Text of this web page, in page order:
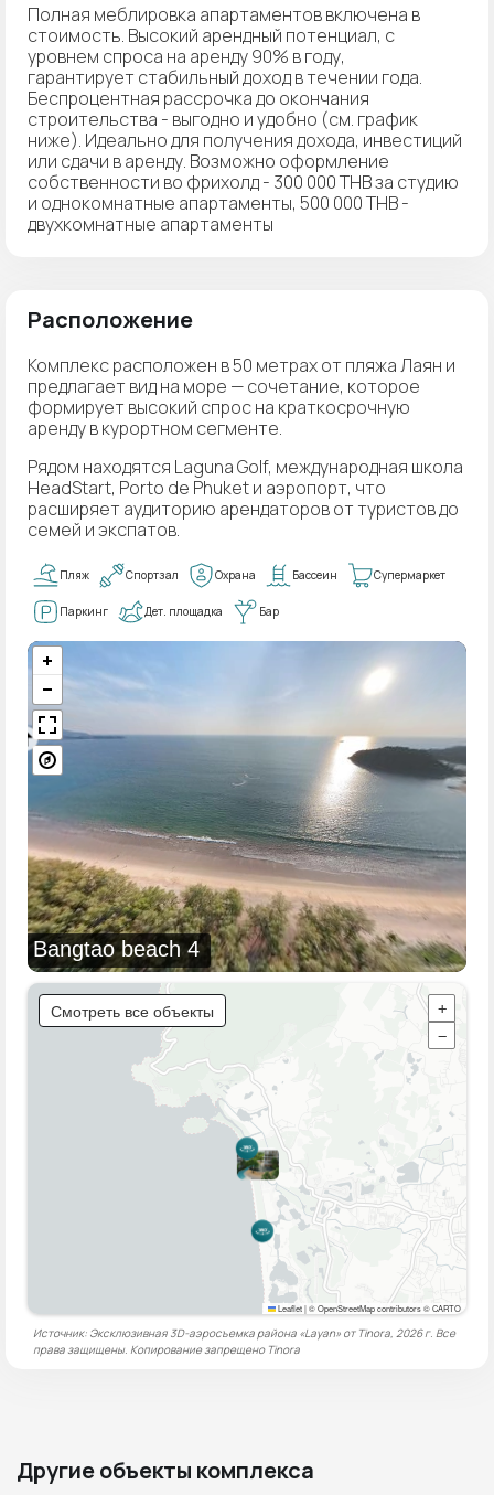
Полная меблировка апартаментов включена в
стоимость. Высокий арендный потенциал, с
уровнем спроса на аренду 90% в году,
гарантирует стабильный доход в течении года.
Беспроцентная рассрочка до окончания
строительства - выгодно и удобно (см. график
ниже). Идеально для получения дохода, инвестиций
или сдачи в аренду. Возможно оформление
собственности во фрихолд - 300 000 THB за студию
и однокомнатные апартаменты, 500 000 THB -
двухкомнатные апартаменты
Расположение
Комплекс расположен в 50 метрах от пляжа Лаян и
предлагает вид на море — сочетание, которое
формирует высокий спрос на краткосрочную
аренду в курортном сегменте.
Рядом находятся Laguna Golf, международная школа
HeadStart, Porto de Phuket и аэропорт, что
расширяет аудиторию арендаторов от туристов до
семей и экспатов.
Пляж Спортзал Охрана Бассеин Супермаркет
Паркинг Дет. площадка Бар
Bangtao beach 4
Смотреть все объекты
+
−
Leaflet|© OpenStreetMap contributors © CARTO
Источник: Эксклюзивная 3D-аэросъемка района «Layan» от Tinora, 2026 г. Все
права защищены. Копирование запрещено Tinora
Другие объекты комплекса